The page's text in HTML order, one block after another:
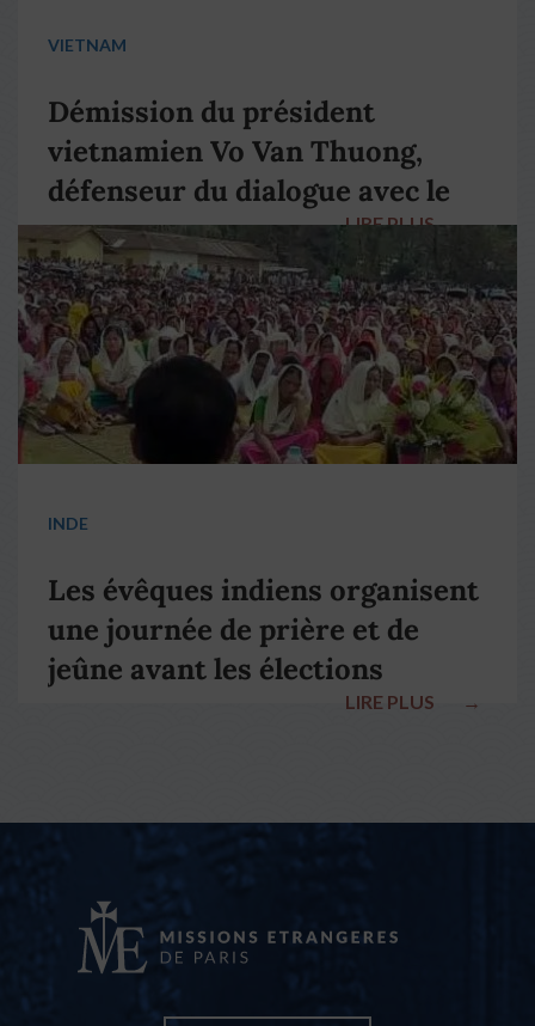
VIETNAM
Démission du président
vietnamien Vo Van Thuong,
défenseur du dialogue avec le
pape François
LIRE PLUS →
INDE
Les évêques indiens organisent
une journée de prière et de
jeûne avant les élections
LIRE PLUS →